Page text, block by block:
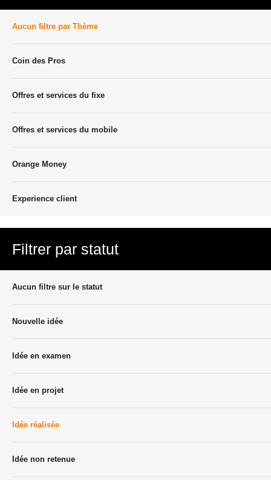
Aucun filtre par Thème
Coin des Pros
Offres et services du fixe
Offres et services du mobile
Orange Money
Experience client
Filtrer par statut
Aucun filtre sur le statut
Nouvelle idée
Idée en examen
Idée en projet
Idée réalisée
Idée non retenue